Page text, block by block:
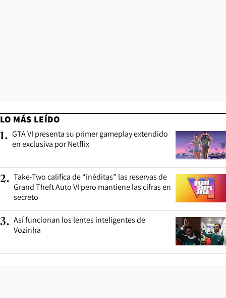
LO MÁS LEÍDO
1. GTA VI presenta su primer gameplay extendido
en exclusiva por Netflix
2. Take-Two califica de “inéditas” las reservas de
Grand Theft Auto VI pero mantiene las cifras en
secreto
3. Así funcionan los lentes inteligentes de
Vozinha